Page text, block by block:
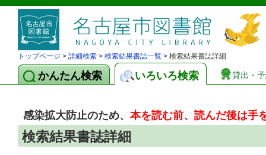
トップページ > 詳細検索 > 検索結果書誌一覧 > 検索結果書誌詳細
かんたん検索 いろいろ検索 貸出・
感染拡大防止のため、本を読む前、読んだ後は手
検索結果書誌詳細